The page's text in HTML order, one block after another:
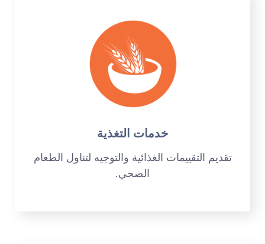
خدمات التغذية
تقديم التقييمات الغذائية والتوجيه لتناول الطعام
الصحي.